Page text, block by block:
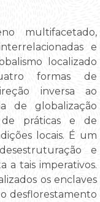
multifacetado,
e
localizado
formas de
inversa ao
de globalização
de práticas e de
locais. É um
e
a tais imperativos.
os enclaves
o desflorestamento